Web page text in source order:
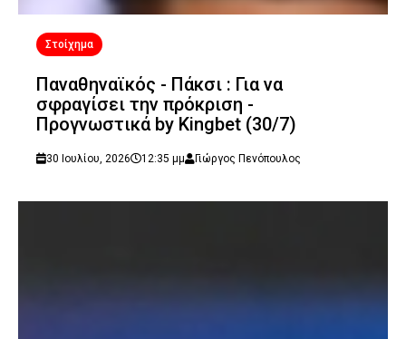
Στοίχημα
Παναθηναϊκός - Πάκσι : Για να
σφραγίσει την πρόκριση -
Προγνωστικά by Kingbet (30/7)
30 Ιουλίου, 2026 12:35 μμ Γιώργος Πενόπουλος